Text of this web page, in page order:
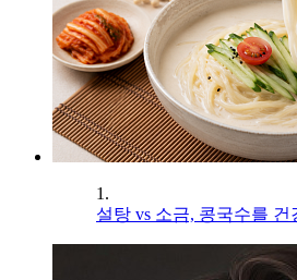
1.
설탕 vs 소금, 콩국수를 건